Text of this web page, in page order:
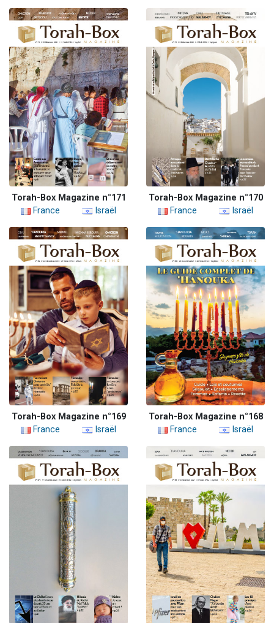
Torah-Box Magazine n°171
France
Israël
Torah-Box Magazine n°170
France
Israël
Torah-Box Magazine n°169
France
Israël
Torah-Box Magazine n°168
France
Israël